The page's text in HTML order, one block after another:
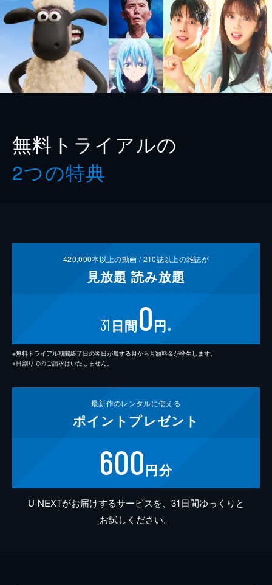
無料トライアルの
2つの特典
420,000本以上の動画 /210誌以上の雑誌が
見放題 読み放題
31 日間0円 ※
※無料トライアル期間終了日の翌日が属する月から月額料金が発生します。
※日割りでのご請求はいたしません。
最新作のレンタルに使える
ポイント プレゼント
600円分
U-NEXTがお届けするサービスを、31日間ゆっくりと
お試しください。